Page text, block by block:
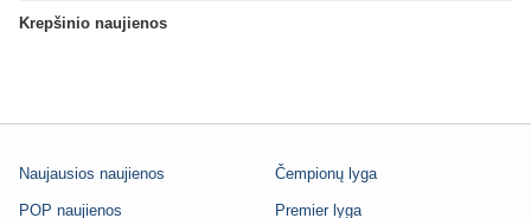
Krepšinio naujienos
Naujausios naujienos
POP naujienos
Čempionų lyga
Premier lyga